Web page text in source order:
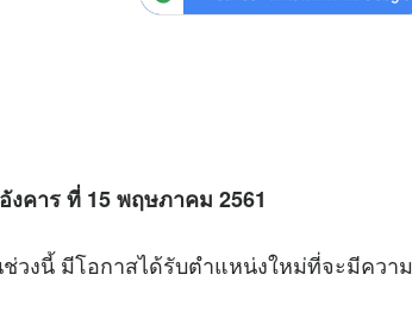
งคาร ที่ 15 พฤษภาคม 2561
นี้ มีโอกาสได้รับตำแหน่งใหม่ที่จะมีความ